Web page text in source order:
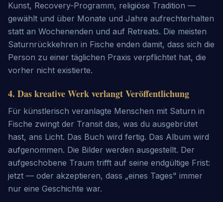
Kunst, Recovery-Programm, religiöse Tradition —
gewählt und über Monate und Jahre aufrechterhalten
statt an Wochenenden und auf Retreats. Die meisten
Saturnrückkehren in Fische enden damit, dass sich die
Person zu einer täglichen Praxis verpflichtet hat, die
vorher nicht existierte.
4. Das kreative Werk verlangt Veröffentlichung
Für künstlerisch veranlagte Menschen mit Saturn in
Fische zwingt der Transit das, was du ausgebrütet
hast, ans Licht. Das Buch wird fertig. Das Album wird
aufgenommen. Die Bilder werden ausgestellt. Der
aufgeschobene Traum trifft auf seine endgültige Frist:
jetzt — oder akzeptieren, dass „eines Tages" immer
nur eine Geschichte war.